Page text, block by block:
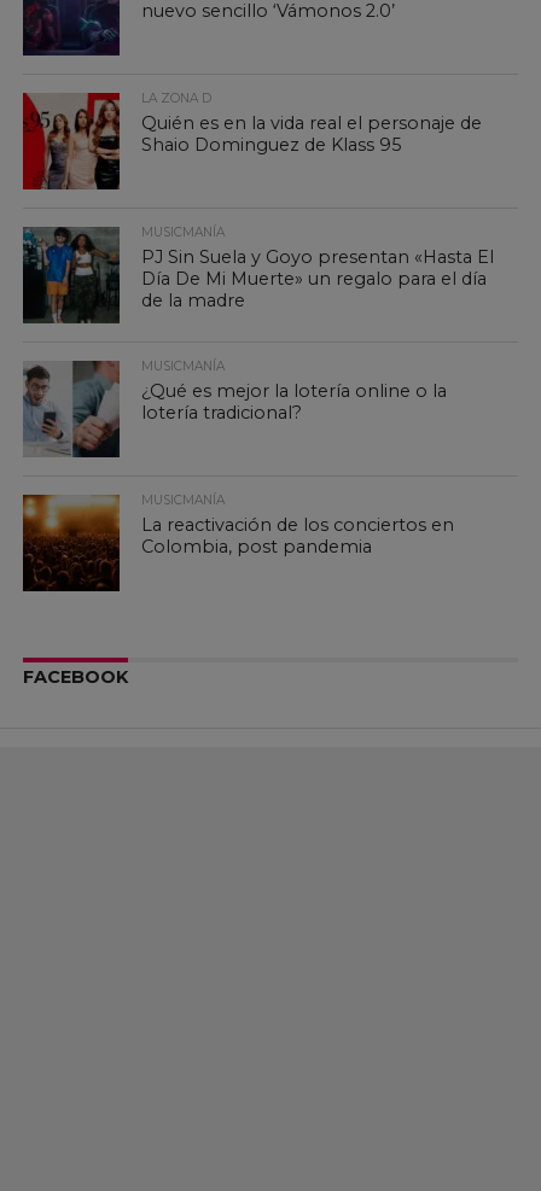
nuevo sencillo ‘Vámonos 2.0’
LA ZONA D
Quién es en la vida real el personaje de
Shaio Dominguez de Klass 95
MUSICMANÍA
PJ Sin Suela y Goyo presentan «Hasta El
Día De Mi Muerte» un regalo para el día
de la madre
MUSICMANÍA
¿Qué es mejor la lotería online o la
lotería tradicional?
MUSICMANÍA
La reactivación de los conciertos en
Colombia, post pandemia
FACEBOOK